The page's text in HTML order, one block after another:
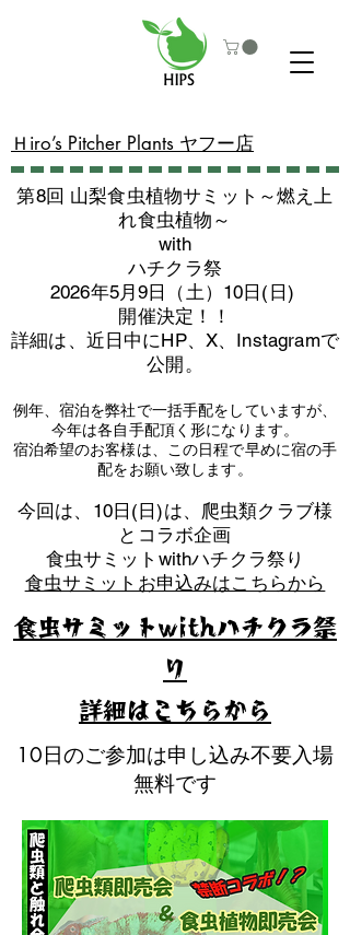
​Ｈiro’s Pitcher Plants ヤフー店
第8回 山梨食虫植物サミット～燃え上
れ食虫植物～
with
​ハチクラ祭
2026年5月9日（土）10日(日)
​開催決定！！
詳細は、近日中にHP、X、Instagramで
公開。
例年、宿泊を弊社で一括手配をしていますが、
今年は各自手配頂く形になります。
​宿泊希望のお客様は、この日程で早めに宿の手
配をお願い致します。
​今回は、10日(日)は、爬虫類クラブ様
とコラボ企画
​食虫サミットwithハチクラ祭り
食虫サミットお申込みはこちらから
10日のご参加は申し込み不要入場
無料です
食虫サミットwithハチクラ祭
り
​詳細はこちらから